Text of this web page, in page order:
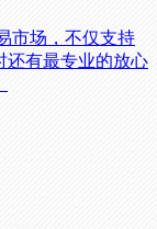
市场，不仅支持
还有最专业的放心